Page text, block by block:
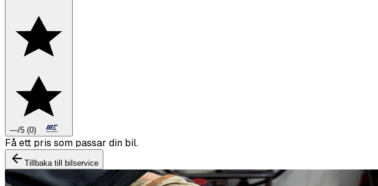
—/5 (0)
Boka däckbyte eller montering inför vintern.
Tillbaka till bilservice